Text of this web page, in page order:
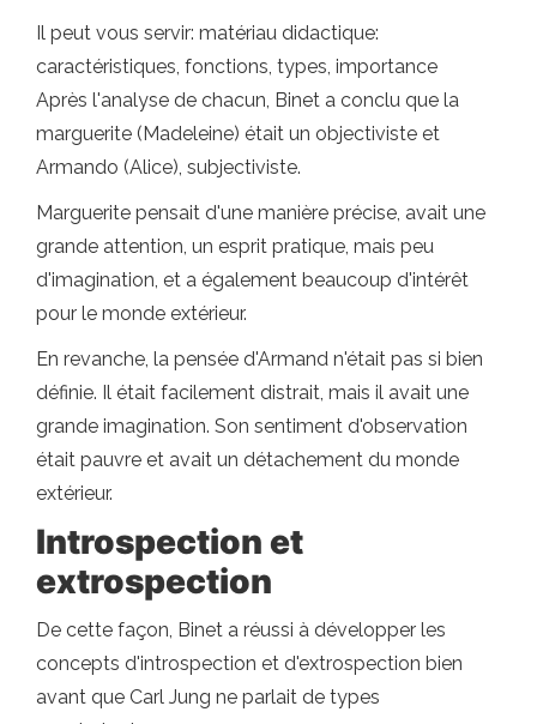
Il peut vous servir: matériau didactique:
caractéristiques, fonctions, types, importance
Après l'analyse de chacun, Binet a conclu que la
marguerite (Madeleine) était un objectiviste et
Armando (Alice), subjectiviste.
Marguerite pensait d'une manière précise, avait une
grande attention, un esprit pratique, mais peu
d'imagination, et a également beaucoup d'intérêt
pour le monde extérieur.
En revanche, la pensée d'Armand n'était pas si bien
définie. Il était facilement distrait, mais il avait une
grande imagination. Son sentiment d'observation
était pauvre et avait un détachement du monde
extérieur.
Introspection et
extrospection
De cette façon, Binet a réussi à développer les
concepts d'introspection et d'extrospection bien
avant que Carl Jung ne parlait de types